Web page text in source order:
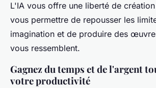
L'IA vous offre une liberté de
vous permettre de repousser les
imagination et de produire des
vous ressemblent.
Gagnez du temps et de l'argent
votre productivité